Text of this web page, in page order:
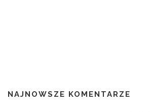
NAJNOWSZE KOMENTARZE